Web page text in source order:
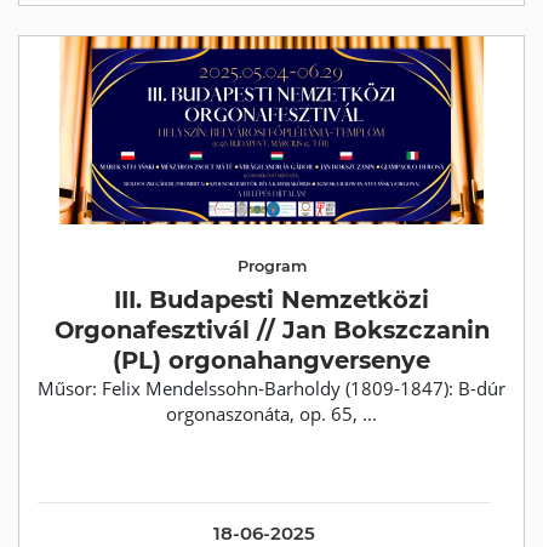
18-06-2025
Program
III. Budapesti Nemzetközi
Orgonafesztivál // Jan Bokszczanin
(PL) orgonahangversenye
Műsor: Felix Mendelssohn-Barholdy (1809-1847): B-dúr
orgonaszonáta, op. 65, ...